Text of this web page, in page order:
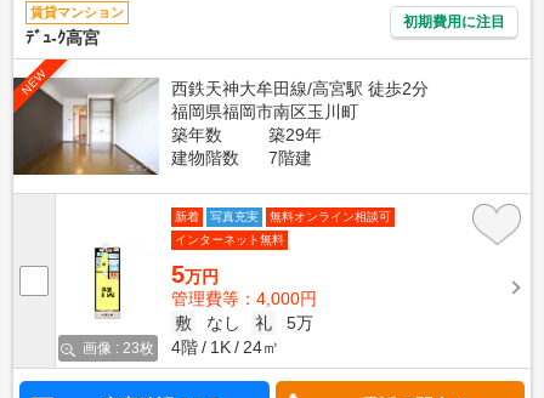
賃貸マンション
ﾃﾞｭ-ｸ高宮
初期費用に注目
NEW
西鉄天神大牟田線/高宮駅 徒歩2分
福岡県福岡市南区玉川町
築年数
築29年
建物階数
7階建
画像 : 23枚
新着 写真充実
無料オンライン相談可
インターネット無料
5万円
管理費等：4,000円
敷
なし 礼
5万
4階
1K 24㎡